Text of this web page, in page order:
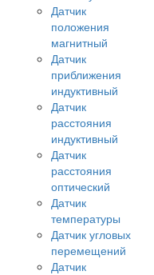
Датчик
положения
магнитный
Датчик
приближения
индуктивный
Датчик
расстояния
индуктивный
Датчик
расстояния
оптический
Датчик
температуры
Датчик угловых
перемещений
Датчик